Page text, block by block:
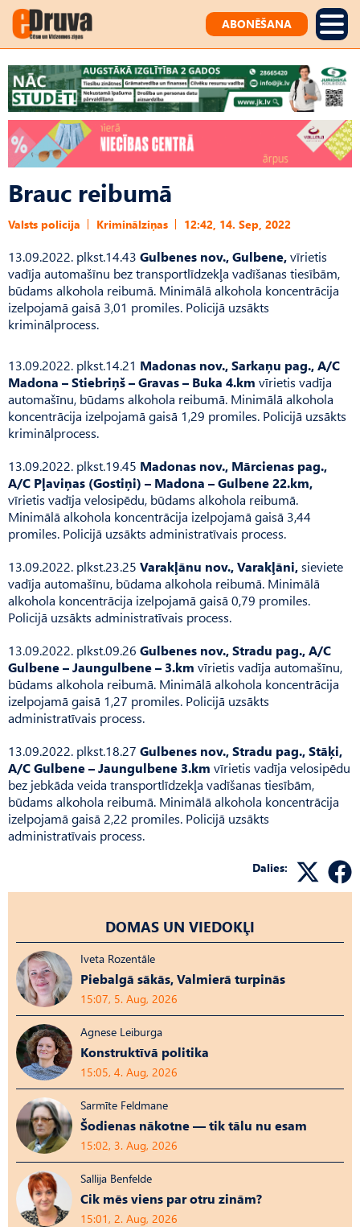
ABONĒŠANA
Brauc reibumā
Valsts policija Kriminālziņas 12:42, 14. Sep, 2022
13.09.2022. plkst.14.43 Gulbenes nov., Gulbene,vīrietis
vadīja automašīnu bez transportlīdzekļa vadīšanas tiesībām,
būdams alkohola reibumā. Minimālā alkohola koncentrācija
izelpojamā gaisā 3,01 promiles. Policijā uzsākts
kriminālprocess.
13.09.2022. plkst.14.21 Madonas nov., Sarkaņu pag., A/C
Madona – Stiebriņš – Gravas – Buka 4.km vīrietis vadīja
automašīnu, būdams alkohola reibumā. Minimālā alkohola
koncentrācija izelpojamā gaisā 1,29 promiles. Policijā uzsākts
kriminālprocess.
13.09.2022. plkst.19.45 Madonas nov., Mārcienas pag.,
A/C Pļaviņas (Gostiņi) – Madona – Gulbene 22.km,
vīrietis vadīja velosipēdu, būdams alkohola reibumā.
Minimālā alkohola koncentrācija izelpojamā gaisā 3,44
promiles. Policijā uzsākts administratīvais process.
13.09.2022. plkst.23.25 Varakļānu nov., Varakļāni,sieviete
vadīja automašīnu, būdama alkohola reibumā. Minimālā
alkohola koncentrācija izelpojamā gaisā 0,79 promiles.
Policijā uzsākts administratīvais process.
13.09.2022. plkst.09.26 Gulbenes nov., Stradu pag., A/C
Gulbene – Jaungulbene – 3.km vīrietis vadīja automašīnu,
būdams alkohola reibumā. Minimālā alkohola koncentrācija
izelpojamā gaisā 1,27 promiles. Policijā uzsākts
administratīvais process.
13.09.2022. plkst.18.27 Gulbenes nov., Stradu pag., Stāķi,
A/C Gulbene – Jaungulbene 3.km vīrietis vadīja velosipēdu
bez jebkāda veida transportlīdzekļa vadīšanas tiesībām,
būdams alkohola reibumā. Minimālā alkohola koncentrācija
izelpojamā gaisā 2,22 promiles. Policijā uzsākts
administratīvais process.
Dalies:
DOMAS UN VIEDOKĻI
Iveta Rozentāle
Piebalgā sākās, Valmierā turpinās
15:07, 5. Aug, 2026
Agnese Leiburga
Konstruktīvā politika
15:05, 4. Aug, 2026
Sarmīte Feldmane
Šodienas nākotne — tik tālu nu esam
15:02, 3. Aug, 2026
Sallija Benfelde
Cik mēs viens par otru zinām?
15:01, 2. Aug, 2026